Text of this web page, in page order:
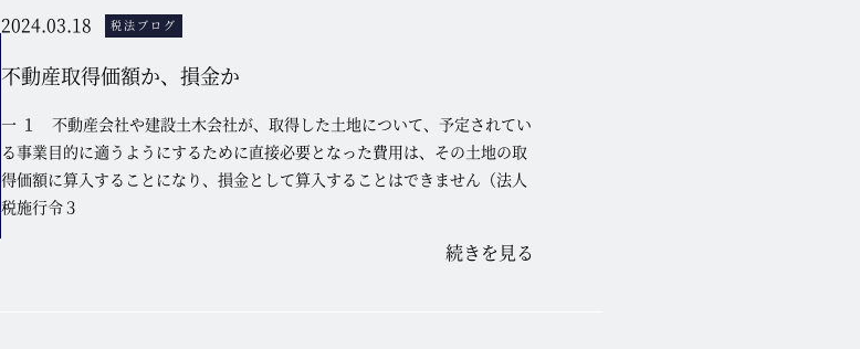
2024.03.18 税法ブログ
不動産取得価額か、損金か
一 １ 不動産会社や建設土木会社が、取得した土地について、予定されてい
る事業目的に適うようにするために直接必要となった費用は、その土地の取
得価額に算入することになり、損金として算入することはできません（法人
税施行令３
続きを見る